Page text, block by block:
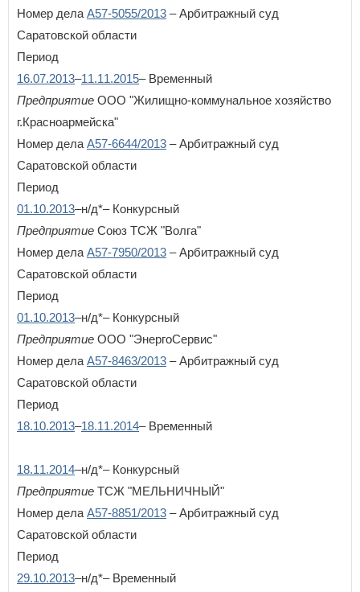
Номер дела А57-5055/2013 – Арбитражный суд
Саратовской области
Период
16.07.2013–11.11.2015– Временный
Предприятие ООО "Жилищно-коммунальное хозяйство
г.Красноармейска"
Номер дела А57-6644/2013 – Арбитражный суд
Саратовской области
Период
01.10.2013–н/д*– Конкурсный
Предприятие Союз ТСЖ "Волга"
Номер дела А57-7950/2013 – Арбитражный суд
Саратовской области
Период
01.10.2013–н/д*– Конкурсный
Предприятие ООО "ЭнергоСервис"
Номер дела А57-8463/2013 – Арбитражный суд
Саратовской области
Период
18.10.2013–18.11.2014– Временный
18.11.2014–н/д*– Конкурсный
Предприятие ТСЖ "МЕЛЬНИЧНЫЙ"
Номер дела А57-8851/2013 – Арбитражный суд
Саратовской области
Период
29.10.2013–н/д*– Временный